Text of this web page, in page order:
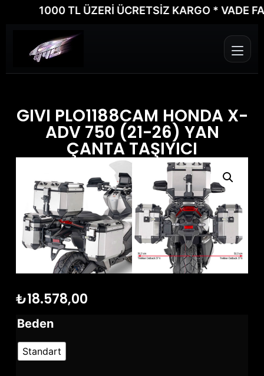
1000 TL ÜZERİ ÜCRETSİZ KARGO * VADE
GIVI PLO1188CAM HONDA X-
ADV 750 (21-26) YAN
ÇANTA TAŞIYICI
₺18.578,00
Beden
Standart